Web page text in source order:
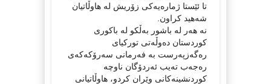
تا ئێستا ژماره‌یه‌كی زۆریش له‌ هاوڵاتیان
شه‌هید كراون.
نه‌ هه‌ر له‌ باشور به‌ڵكو له‌ باكوری
كوردستان ده‌وڵه‌تی توركیای
ره‌گه‌زپه‌رست به‌ فه‌رمانی سه‌رۆكه‌كه‌ی
ره‌جه‌ب ته‌یب ئه‌ردۆگان ناوچه‌
كوردنشینه‌كانی وێران كردو، هاوڵاتیانی